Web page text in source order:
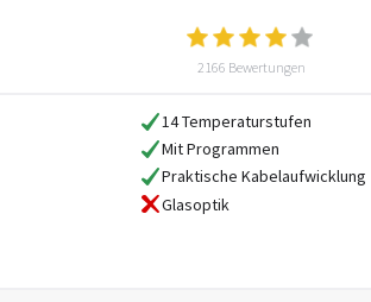
2166 Bewertungen
14 Temperaturstufen
Mit Programmen
Praktische Kabelaufwicklung
Glasoptik